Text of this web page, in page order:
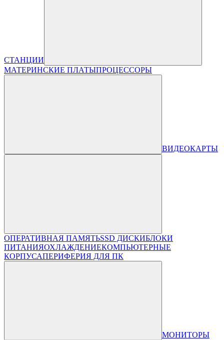
СТАНЦИИ
МАТЕРИНСКИЕ ПЛАТЫПРОЦЕССОРЫ
ВИДЕОКАРТЫ
ОПЕРАТИВНАЯ ПАМЯТЬSSD ДИСКИБЛОКИ
ПИТАНИЯОХЛАЖДЕНИЕКОМПЬЮТЕРНЫЕ
КОРПУСАПЕРИФЕРИЯ ДЛЯ ПК
МОНИТОРЫ